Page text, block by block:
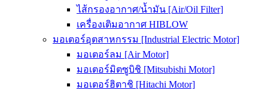
ไส้กรองอากาศ/น้ำมัน [Air/Oil Filter]
เครื่องเติมอากาศ HIBLOW
มอเตอร์อุตสาหกรรม [Industrial Electric Motor]
มอเตอร์ลม [Air Motor]
มอเตอร์มิตซูบิชิ [Mitsubishi Motor]
มอเตอร์ฮิตาชิ [Hitachi Motor]